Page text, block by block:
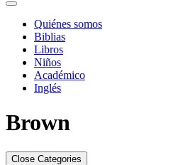
Quiénes somos
Biblias
Libros
Niños
Académico
Inglés
Brown
Close Categories